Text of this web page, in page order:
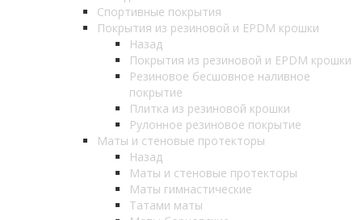
Спортивные покрытия
Покрытия из резиновой и EPDM крошки
Назад
Покрытия из резиновой и EPDM крошки
Резиновое бесшовное наливное
покрытие
Плитка из резиновой крошки
Рулонное резиновое покрытие
Маты и стеновые протекторы
Назад
Маты и стеновые протекторы
Маты гимнастические
Татами маты